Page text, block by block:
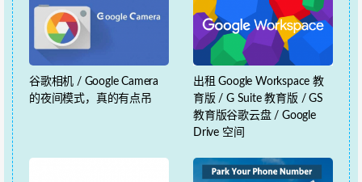
谷歌相机 / Google Camera
的夜间模式，真的有点吊
出租 Google Workspace 教
育版 / G Suite 教育版 / GS
教育版谷歌云盘 / Google
Drive 空间